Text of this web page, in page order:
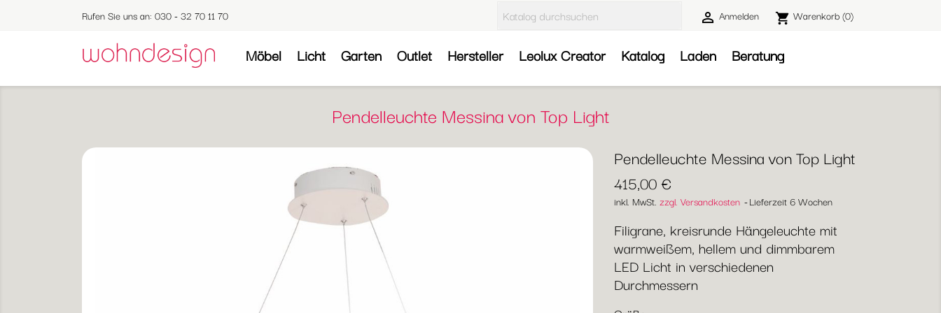
Rufen Sie uns an: 030 - 32 70 11 70  Anmelden shopping_cart Warenkorb(0)
Möbel Licht Garten Outlet Hersteller Leolux Creator Katalog Laden Beratung
Pendelleuchte Messina von Top Light
Pendelleuchte Messina von Top Light
415,00 €
inkl. MwSt. zzgl. Versandkosten Lieferzeit 6 Wochen
Filigrane, kreisrunde Hängeleuchte mit
warmweißem, hellem und dimmbarem
LED Licht in verschiedenen
Durchmessern